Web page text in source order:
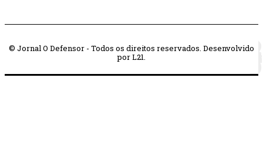
© Jornal O Defensor - Todos os direitos reservados. Desenvolvido
por L21.